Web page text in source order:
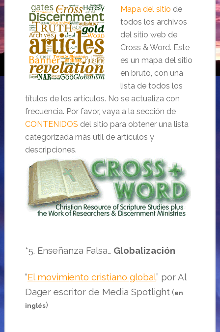
Mapa del sitio de
todos los archivos
del sitio web de
Cross & Word. Este
es un mapa del sitio
en bruto, con una
lista de todos los
títulos de los artículos. No se actualiza con
frecuencia. Por favor, vaya a la sección de
CONTENIDOS del sitio para obtener una lista
categorizada más útil de artículos y
descripciones.
*5. Enseñanza Falsa… Globalización
“El movimiento cristiano global” por Al
Dager escritor de Media Spotlight(en
inglés)